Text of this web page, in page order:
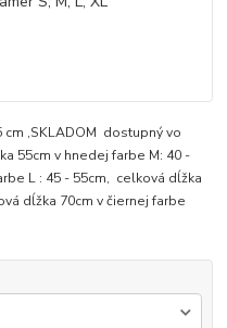
,SKLADOM dostupný vo
55cm v hnedej farbe M: 40 -
L : 45 - 55cm, celková dĺžka
dĺžka 70cm v čiernej farbe